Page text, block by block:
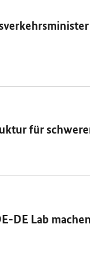
für
DE Lab